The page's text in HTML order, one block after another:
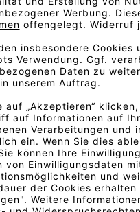
ein unregelmäßiges,
der Stofffarben.
Für eine exakte